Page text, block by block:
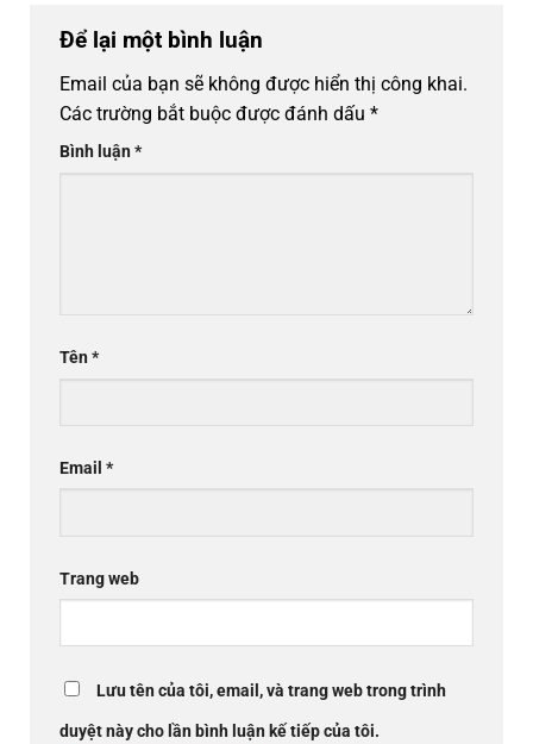
Để lại một bình luận
Email của bạn sẽ không được hiển thị công khai.
Các trường bắt buộc được đánh dấu *
Bình luận*
Tên*
Email *
Trang web
Lưu tên của tôi, email, và trang web trong trình
duyệt này cho lần bình luận kế tiếp của tôi.